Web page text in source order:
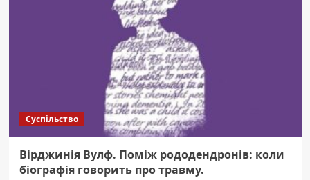
Суспільство
Вірджинія Вулф. Поміж рододендронів: коли
біографія говорить про травму.